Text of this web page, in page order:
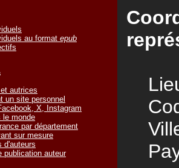
au format epub
autrices
un site personnel
X, Instagram
le monde
par département
sur mesure
d'auteurs
publication auteur